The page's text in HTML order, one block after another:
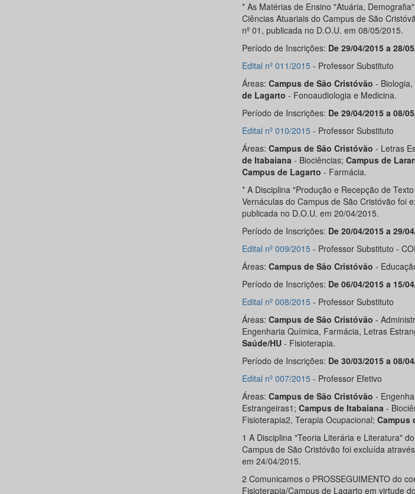
* As Matérias de Ensino "Atuária,
Ciências Atuariais do Campus de São
nº 01, publicada no D.O.U. em 08/05/2015.
Período de Inscrições: De 29/04/2015 a 28/
Edital nº 011/2015 - Professor Substituto
Áreas: Campus de São Cristóvão -
de Lagarto - Fonoaudiologia e Medicina.
Período de Inscrições: De 29/04/2015 a 08/
Edital nº 010/2015 - Professor Substituto
Áreas: Campus de São Cristóvão - Letras
de Itabaiana - Biociências; Campus de
Campus de Lagarto - Farmácia.
* A Disciplina "Produção e Recepção de
Vernáculas do Campus de São Cristóvão foi
publicada no D.O.U. em 20/04/2015.
Período de Inscrições: De 20/04/2015 a 29/
Edital nº 009/2015 - Professor Substituto -
Áreas: Campus de São Cristóvão -
Período de Inscrições: De 06/04/2015 a 15/
Edital nº 008/2015 - Professor Substituto
Áreas: Campus de São Cristóvão -
Engenharia Química, Farmácia, Letras
Saúde/HU- Fisioterapia.
Período de Inscrições: De 30/03/2015 a 08/
Edital nº 007/2015 - Professor Efetivo
Áreas: Campus de São Cristóvão -
Estrangeiras1; Campus de Itabaiana -
Fisioterapia2, Terapia Ocupacional; Campus
1 A Disciplina "Teoria Literária e Literatura"
Campus de São Cristóvão foi excluída
em 24/04/2015.
2 Comunicamos o PROSSEGUIMENTO do
Fisioterapia/Campus de Lagarto em virtude